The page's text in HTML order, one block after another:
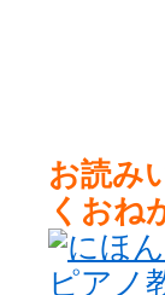
お読み
くおね